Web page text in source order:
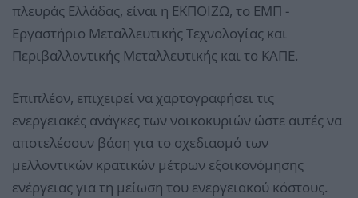
πλευράς Ελλάδας, είναι η ΕΚΠΟΙΖΩ, το ΕΜΠ -
Εργαστήριο Μεταλλευτικής Τεχνολογίας και
Περιβαλλοντικής Μεταλλευτικής και το ΚΑΠΕ.
Επιπλέον, επιχειρεί να χαρτογραφήσει τις
ενεργειακές ανάγκες των νοικοκυριών ώστε αυτές να
αποτελέσουν βάση για το σχεδιασμό των
μελλοντικών κρατικών μέτρων εξοικονόμησης
ενέργειας για τη μείωση του ενεργειακού κόστους.